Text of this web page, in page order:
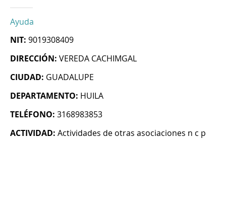
Ayuda
NIT: 9019308409
DIRECCIÓN: VEREDA CACHIMGAL
CIUDAD: GUADALUPE
DEPARTAMENTO: HUILA
TELÉFONO: 3168983853
ACTIVIDAD: Actividades de otras asociaciones n c p